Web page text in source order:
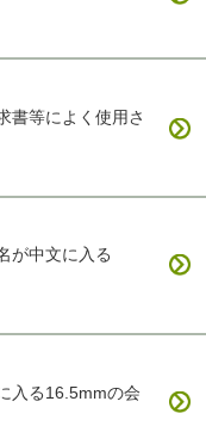
書等によく使用さ
が中文に入る
入る16.5mmの会